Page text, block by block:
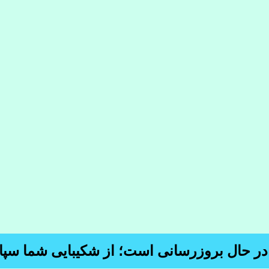
در حال بروزرسانی است؛ از شکیبایی شما